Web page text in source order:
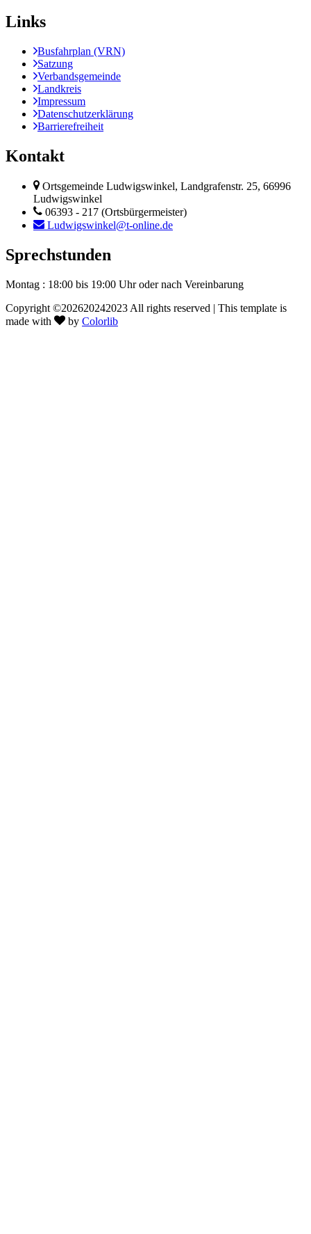
Links
Busfahrplan (VRN)
Satzung
Verbandsgemeinde
Landkreis
Impressum
Datenschutzerklärung
Barrierefreiheit
Kontakt
Ortsgemeinde Ludwigswinkel, Landgrafenstr. 25, 66996
Ludwigswinkel
06393 - 217 (Ortsbürgermeister)
Ludwigswinkel@t-online.de
Sprechstunden
Montag : 18:00 bis 19:00 Uhr oder nach Vereinbarung
Copyright ©202620242023 All rights reserved | This template is
made with
by Colorlib